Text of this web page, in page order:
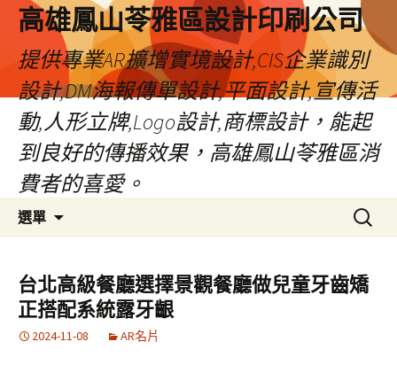
高雄鳳山苓雅區設計印刷公司
提供專業AR擴增實境設計,CIS企業識別
設計,DM海報傳單設計,平面設計,宣傳活
動,人形立牌,Logo設計,商標設計，能起
到良好的傳播效果，高雄鳳山苓雅區消
費者的喜愛。
選單
容
搜
尋
鍵
字:
台北高級餐廳選擇景觀餐廳做兒童牙齒矯
正搭配系統露牙齦
2024-11-08 AR名片